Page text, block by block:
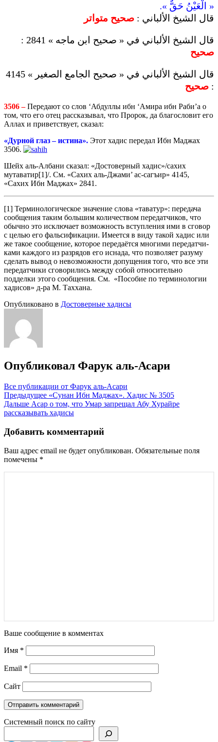
« الْعَيْنُ حَقٌّ ».
قال الشيخ الألباني : صحيح متواتر
قال الشيخ الألباني في « صحيح ابن ماجه » 2841 :
صحيح
قال الشيخ الألباني في « صحيح الجامع الصغير » 4145
: صحيح
3506 –Передают со слов ‘Абдуллы ибн ‘Амира ибн Раби’а о
том, что его отец рассказывал, что Пророк, да благословит его
Аллах и приветствует, сказал:
«Дурной глаз – истина». Этот хадис передал Ибн Маджах
3506.
Шейх аль-Албани сказал: «Достоверный хадис»/сахих
мутаватир[1]/. См. «Сахих аль-Джами’ ас-сагъир» 4145,
«Сахих Ибн Маджах» 2841.
[1] Терминологическое значение слова «таватур»: переда­ча
сообщения таким большим количеством передатчиков, что
обычно это исключает возможность вступления ими в сговор
с целью его фальсификации. Имеется в виду такой хадис или
же такое сообщение, которое передаётся многими передатчи­
ками каждого из разрядов его иснада, что позволяет разуму
сделать вывод о невозможности допущения того, что все эти
передатчики сговорились между собой относительно
подделки этого сообщения. См. «Пособие по терминологии
хадисов» д-ра М. Таххана.
Опубликовано в Достоверные хадисы
Опубликовал Фарук аль-Асари
Все публикации от Фарук аль-Асари
Навигация
по
Предыдущее «Сунан Ибн Маджах». Хадис № 3505
Дальше Асар о том, что Умар запрещал Абу Хурайре
рассказывать хадисы
Добавить комментарий
Ваш адрес email не будет опубликован. Обязательные поля
помечены *
Ваше сообщение в комментах
Имя *
Email *
Сайт
Системный поиск по сайту